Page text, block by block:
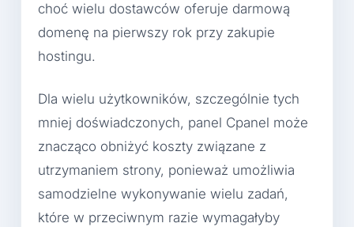
choć wielu dostawców oferuje darmową
domenę na pierwszy rok przy zakupie
hostingu.
Dla wielu użytkowników, szczególnie tych
mniej doświadczonych, panel Cpanel może
znacząco obniżyć koszty związane z
utrzymaniem strony, ponieważ umożliwia
samodzielne wykonywanie wielu zadań,
które w przeciwnym razie wymagałyby